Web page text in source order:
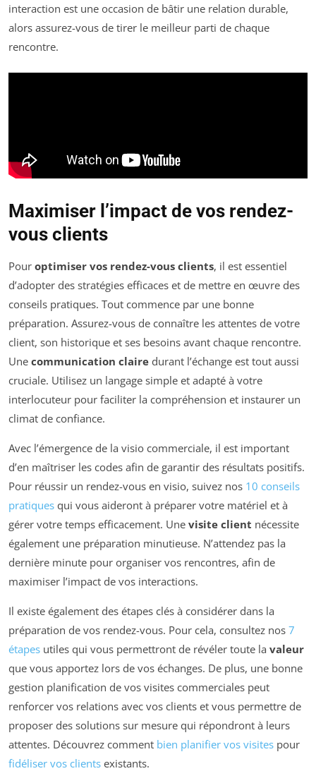
interaction est une occasion de bâtir une relation durable,
alors assurez-vous de tirer le meilleur parti de chaque
rencontre.
Maximiser l’impact de vos rendez-
vous clients
Pour optimiser vos rendez-vous clients, il est essentiel
d’adopter des stratégies efficaces et de mettre en œuvre des
conseils pratiques. Tout commence par une bonne
préparation. Assurez-vous de connaître les attentes de votre
client, son historique et ses besoins avant chaque rencontre.
Une communication claire durant l’échange est tout aussi
cruciale. Utilisez un langage simple et adapté à votre
interlocuteur pour faciliter la compréhension et instaurer un
climat de confiance.
Avec l’émergence de la visio commerciale, il est important
d’en maîtriser les codes afin de garantir des résultats positifs.
Pour réussir un rendez-vous en visio, suivez nos 10 conseils
pratiques qui vous aideront à préparer votre matériel et à
gérer votre temps efficacement. Une visite client nécessite
également une préparation minutieuse. N’attendez pas la
dernière minute pour organiser vos rencontres, afin de
maximiser l’impact de vos interactions.
Il existe également des étapes clés à considérer dans la
préparation de vos rendez-vous. Pour cela, consultez nos 7
étapes utiles qui vous permettront de révéler toute la valeur
que vous apportez lors de vos échanges. De plus, une bonne
gestion planification de vos visites commerciales peut
renforcer vos relations avec vos clients et vous permettre de
proposer des solutions sur mesure qui répondront à leurs
attentes. Découvrez comment bien planifier vos visites pour
fidéliser vos clients existants.